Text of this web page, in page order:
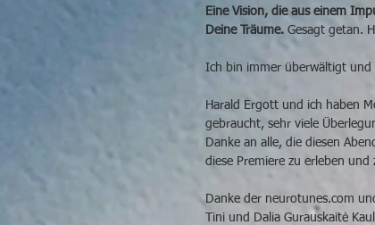
Eine Vision, die aus einem
Deine Träume. Gesagt getan.
Ich bin immer überwältigt und
Harald Ergott und ich haben
gebraucht, sehr viele
Danke an alle, die diesen
diese Premiere zu erleben und
Danke der neurotunes.com
Tini und Dalia Gurauskaitė